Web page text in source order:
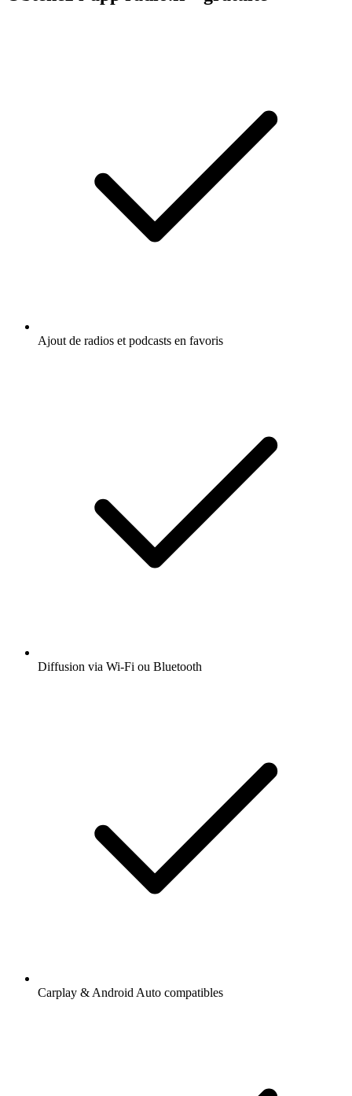
Ajout de radios et podcasts en favoris
Diffusion via Wi-Fi ou Bluetooth
Carplay & Android Auto compatibles